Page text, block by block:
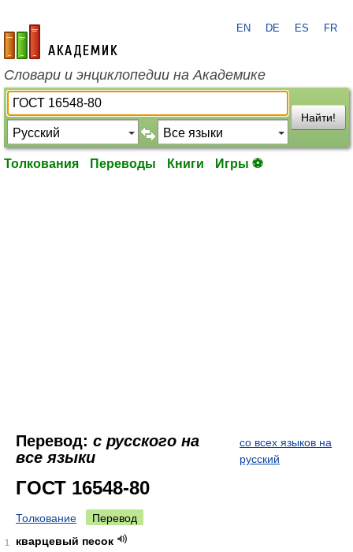
academic.ru
EN DE ES FR
Словари и энциклопедии на Академике
Найти!
Толкования Переводы Книги Игры ⚽
Перевод: с русского на
все языки
со всех языков на
русский
ГОСТ 16548-80
Толкование Перевод
1
кварцевый песок